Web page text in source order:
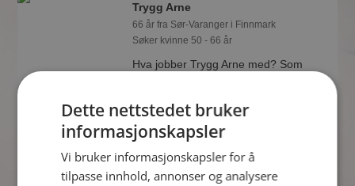
Trygg Arne
66 år fra Sør-Varanger i Finnmark
Søker kvinne 50 - 66 år
Hva jobber Trygg Arne med? Som
Dette nettstedet bruker
informasjonskapsler
Vi bruker informasjonskapsler for å
tilpasse innhold, annonser og analysere